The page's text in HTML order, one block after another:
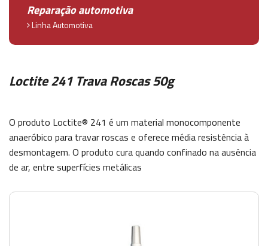
Reparação automotiva
Linha Automotiva
Loctite 241 Trava Roscas 50g
O produto Loctite® 241 é um material monocomponente
anaeróbico para travar roscas e oferece média resistência à
desmontagem. O produto cura quando confinado na ausência